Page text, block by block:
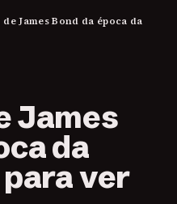
de James Bond da época da
James
da
ver